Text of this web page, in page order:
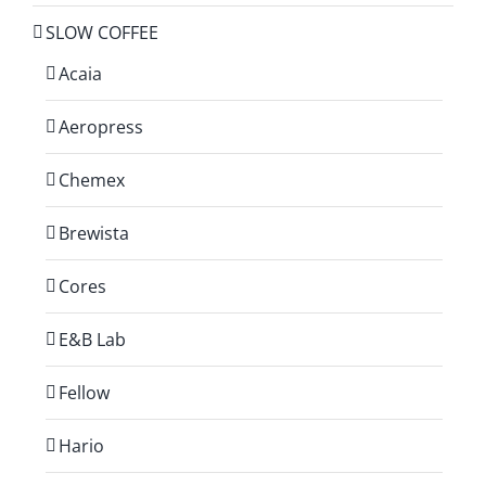
SLOW COFFEE
Acaia
Aeropress
Chemex
Brewista
Cores
E&B Lab
Fellow
Hario